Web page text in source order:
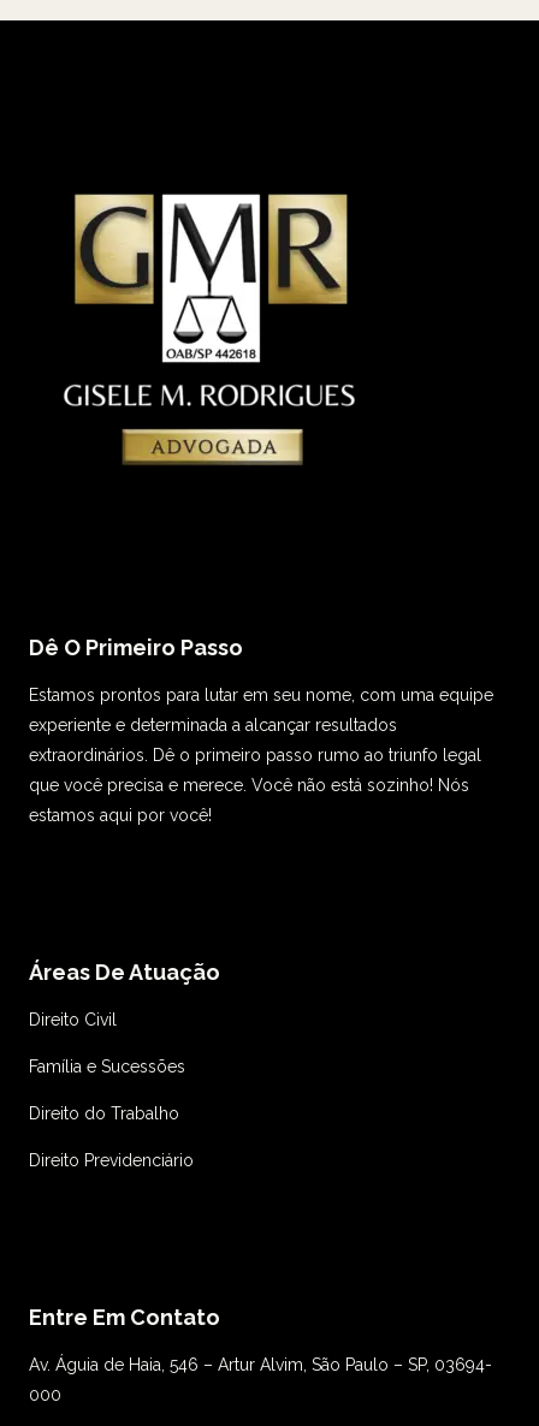
Dê O Primeiro Passo
Estamos prontos para lutar em seu nome, com uma equipe
experiente e determinada a alcançar resultados
extraordinários. Dê o primeiro passo rumo ao triunfo legal
que você precisa e merece. Você não está sozinho! Nós
estamos aqui por você!
Áreas De Atuação
Direito Civil
Família e Sucessões
Direito do Trabalho
Direito Previdenciário
Entre Em Contato
Av. Águia de Haia, 546 – Artur Alvim, São Paulo – SP, 03694-
000